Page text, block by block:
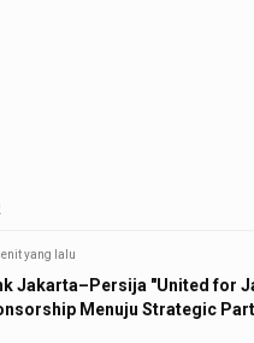
yang lalu
Jakarta–Persija "United for
Menuju Strategic